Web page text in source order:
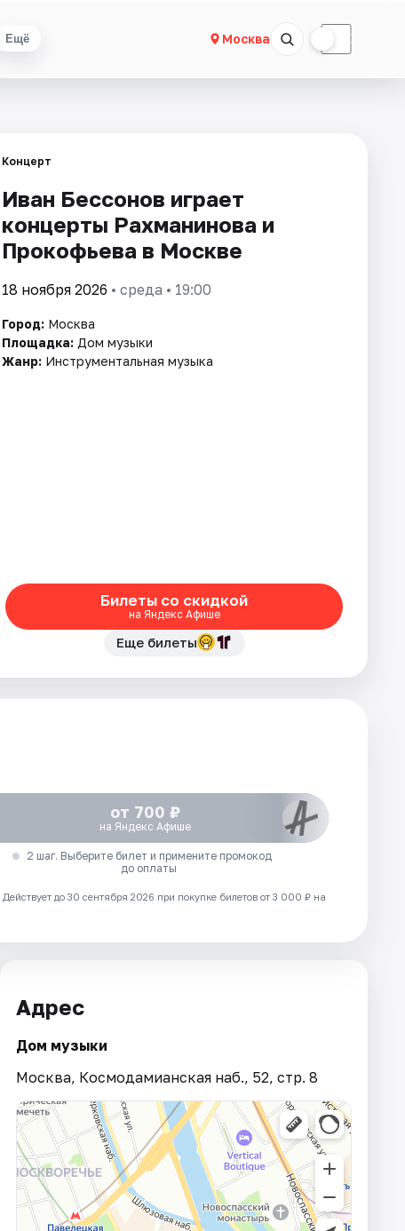
Ещё Москва ☾
Концерт
Иван Бессонов играет
концерты Рахманинова и
Прокофьева в Москве
18 ноября 2026 • среда • 19:00
Город: Москва
Площадка: Дом музыки
Жанр: Инструментальная музыка
Билеты со скидкой
на Яндекс Афише
Еще билеты
от 700 ₽
на Яндекс Афише
2 шаг. Выберите билет и примените промокод
до оплаты
Действует до 30 сентября 2026 при покупке билетов от 3 000 ₽ на
Адрес
Дом музыки
Москва, Космодамианская наб., 52, стр. 8